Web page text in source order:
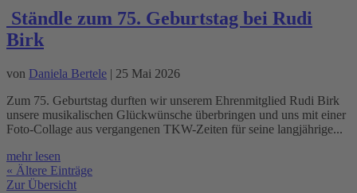
Ständle zum 75. Geburtstag bei Rudi
Birk
von Daniela Bertele | 25 Mai 2026
Zum 75. Geburtstag durften wir unserem Ehrenmitglied Rudi Birk
unsere musikalischen Glückwünsche überbringen und uns mit einer
Foto-Collage aus vergangenen TKW-Zeiten für seine langjährige...
mehr lesen
« Ältere Einträge
Zur Übersicht